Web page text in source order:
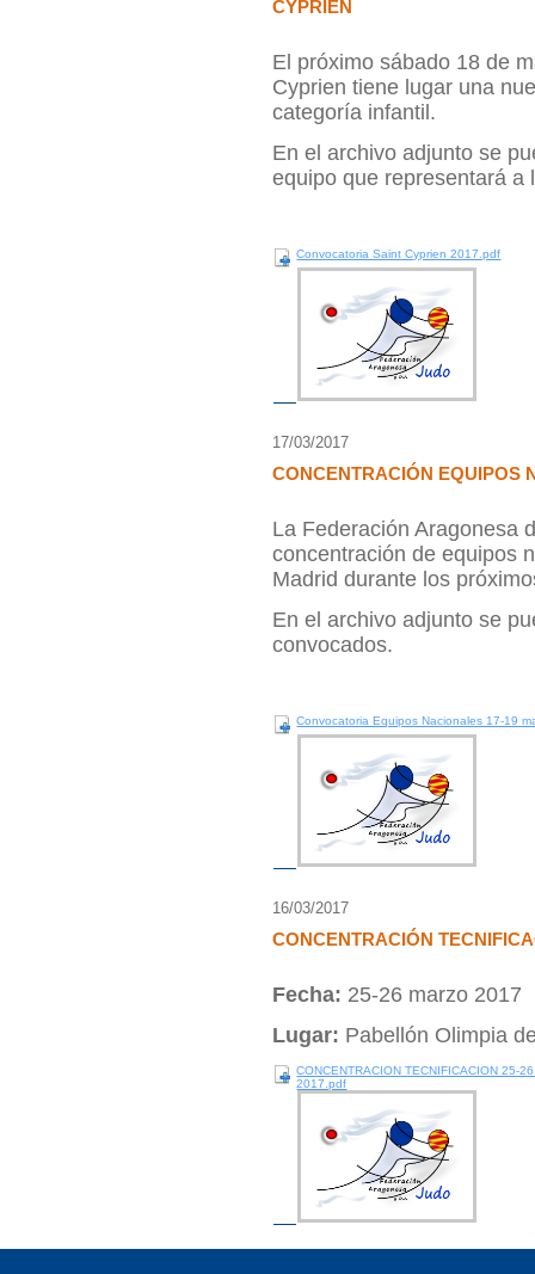
CYPRIEN
El próximo sábado 18 de
Cyprien tiene lugar una
categoría infantil.
En el archivo adjunto se
equipo que representará a
Convocatoria Saint Cyprien 2017.pdf
17/03/2017
CONCENTRACIÓN EQUIPOS
La Federación Aragonesa
concentración de equipos
Madrid durante los
En el archivo adjunto se
convocados.
Convocatoria Equipos Nacionales 17-19
16/03/2017
CONCENTRACIÓN
Fecha: 25-26 marzo 2017
Lugar: Pabellón Olimpia
CONCENTRACION TECNIFICACION 25-
2017.pdf